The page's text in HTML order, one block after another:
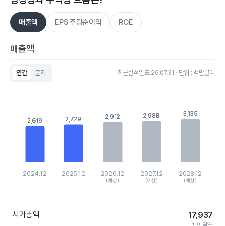
매출액 EPS 주당순이익 ROE
매출액
연간 분기 최근실적발표 26.07.31 · 단위 : 백만달러
The chart has 1 X axis displaying categories.
The chart has 1 Y axis displaying values. Data ranges from
2,619
2,619 2,729
2,729 2,912
2,912 2,988
2,988 3,135
3,135
2024.12 2025.12 2026.12
(예상)
2027.12
(예상)
2028.12
(예상)
시가총액 17,937